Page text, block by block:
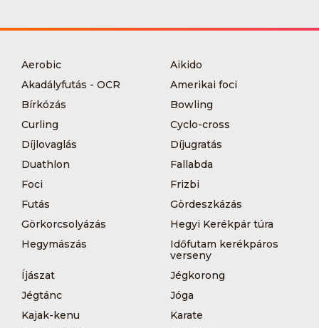
Aerobic
Aikido
Akadályfutás - OCR
Amerikai foci
Bírkózás
Bowling
Curling
Cyclo-cross
Díjlovaglás
Díjugratás
Duathlon
Fallabda
Foci
Frizbi
Futás
Gördeszkázás
Görkorcsolyázás
Hegyi Kerékpár túra
Hegymászás
Időfutam kerékpáros
verseny
Íjászat
Jégkorong
Jégtánc
Jóga
Kajak-kenu
Karate